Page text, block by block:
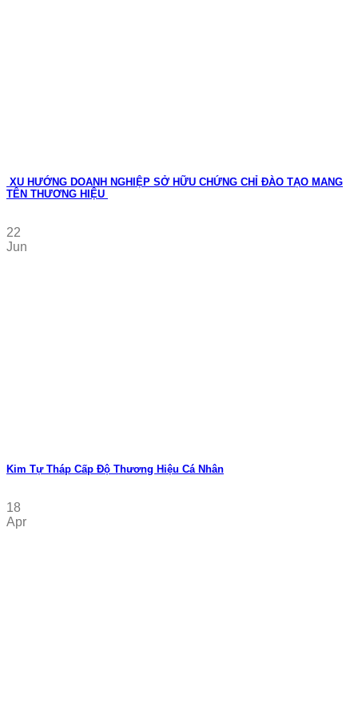
XU HƯỚNG DOANH NGHIỆP SỞ HỮU CHỨNG CHỈ ĐÀO TẠO MANG
TÊN THƯƠNG HIỆU
22
Jun
Kim Tự Tháp Cấp Độ Thương Hiệu Cá Nhân
18
Apr